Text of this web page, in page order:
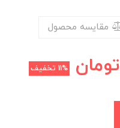
مقایسه محصول
تومان 11% تخفیف